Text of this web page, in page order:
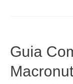
de
Dias
Guia